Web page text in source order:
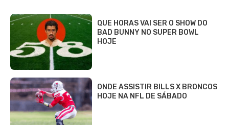
QUE HORAS VAI SER O SHOW DO
BAD BUNNY NO SUPER BOWL
HOJE
ONDE ASSISTIR BILLS X BRONCOS
HOJE NA NFL DE SÁBADO